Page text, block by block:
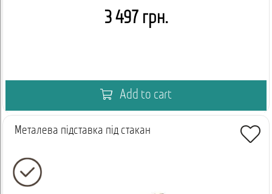
3 497 грн.
Add to cart
Металева підставка під стакан